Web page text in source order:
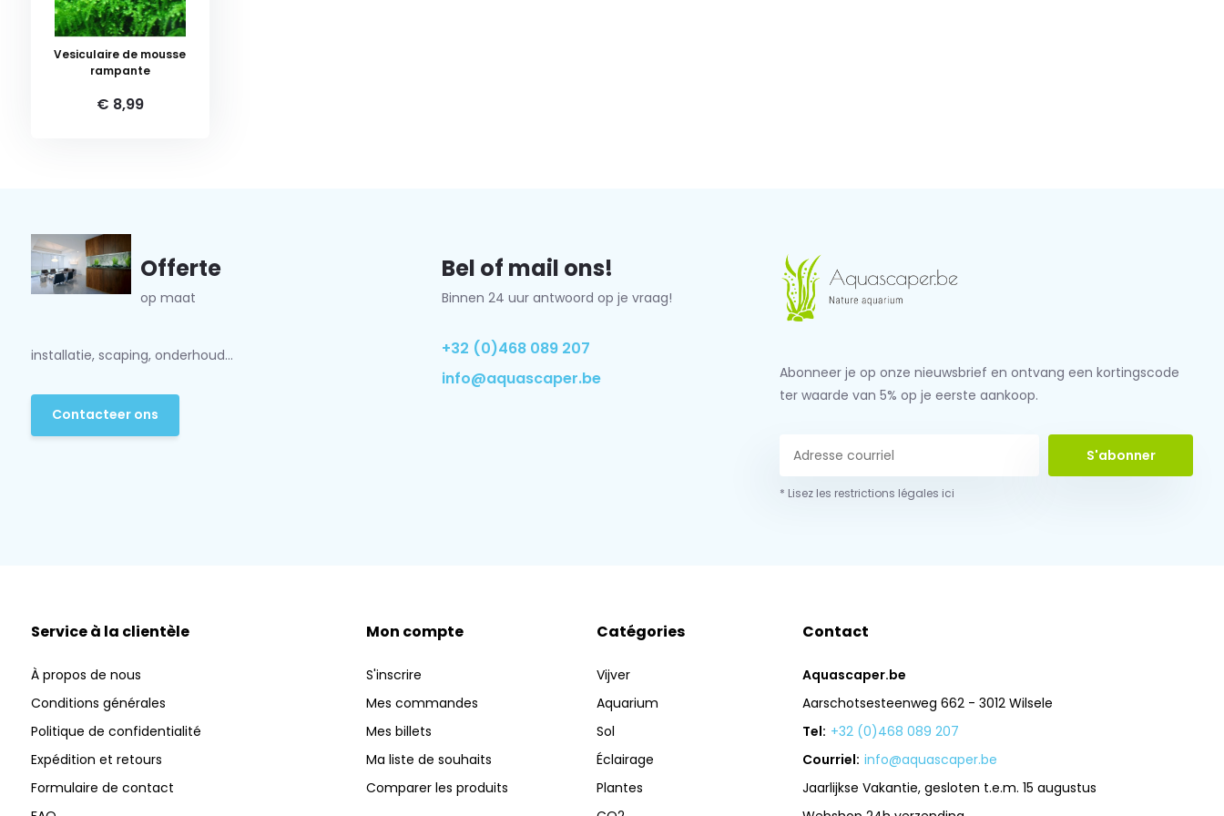
Vesiculaire de mousse
rampante
€ 8,99
Offerte
op maat
installatie, scaping, onderhoud...
Contacteer ons
Bel of mail ons!
Binnen 24 uur antwoord op je vraag!
+32 (0)468 089 207
info@aquascaper.be
Abonneer je op onze nieuwsbrief en ontvang een kortingscode
ter waarde van 5% op je eerste aankoop.
S'abonner
* Lisez les restrictions légales ici
Service à la clientèle
À propos de nous
Conditions générales
Politique de confidentialité
Expédition et retours
Formulaire de contact
Mon compte
S'inscrire
Mes commandes
Mes billets
Ma liste de souhaits
Comparer les produits
Catégories
Vijver
Aquarium
Sol
Éclairage
Plantes
Contact
Aquascaper.be
Aarschotsesteenweg 662 - 3012 Wilsele
Tel: +32 (0)468 089 207
Courriel: info@aquascaper.be
Jaarlijkse Vakantie, gesloten t.e.m. 15 augustus